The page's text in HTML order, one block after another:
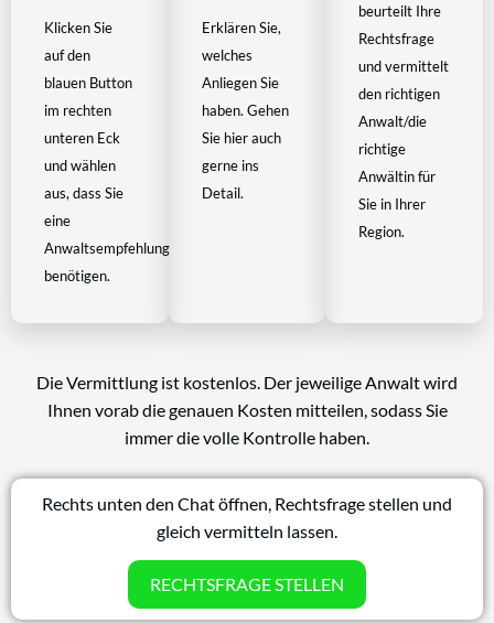
Klicken Sie
auf den
blauen Button
im rechten
unteren Eck
und wählen
aus, dass Sie
eine
Anwaltsempfehlung
benötigen.
Erklären Sie,
welches
Anliegen Sie
haben. Gehen
Sie hier auch
gerne ins
Detail.
beurteilt Ihre
Rechtsfrage
und vermittelt
den richtigen
Anwalt/die
richtige
Anwältin für
Sie in Ihrer
Region.
Die Vermittlung ist kostenlos. Der jeweilige Anwalt wird
Ihnen vorab die genauen Kosten mitteilen, sodass Sie
immer die volle Kontrolle haben.
Rechts unten den Chat öffnen, Rechtsfrage stellen und
gleich vermitteln lassen.
RECHTSFRAGE STELLEN